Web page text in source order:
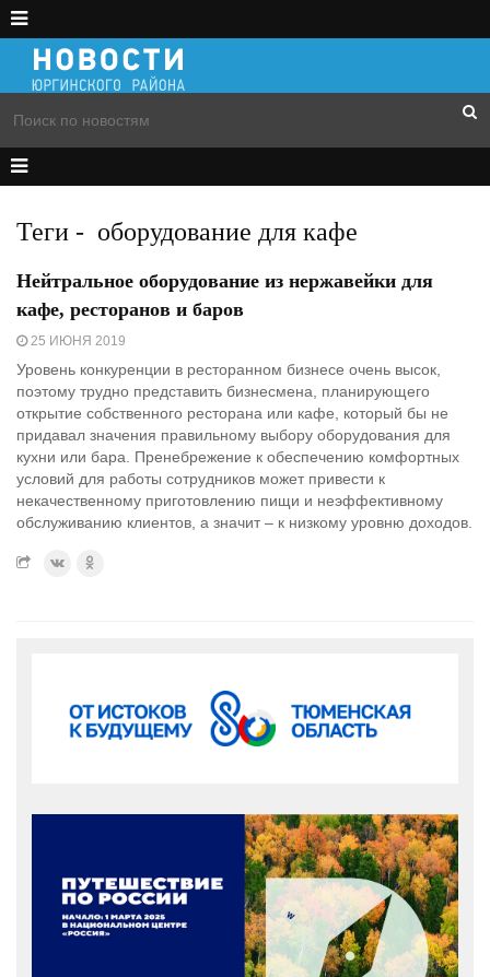
Теги - оборудование для кафе
Нейтральное оборудование из нержавейки для
кафе, ресторанов и баров
25 ИЮНЯ 2019
Уровень конкуренции в ресторанном бизнесе очень высок,
поэтому трудно представить бизнесмена, планирующего
открытие собственного ресторана или кафе, который бы не
придавал значения правильному выбору оборудования для
кухни или бара. Пренебрежение к обеспечению комфортных
условий для работы сотрудников может привести к
некачественному приготовлению пищи и неэффективному
обслуживанию клиентов, а значит – к низкому уровню доходов.